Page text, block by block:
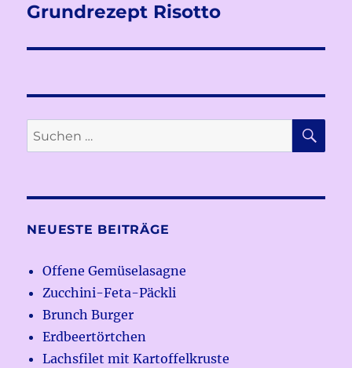
Nächster
Grundrezept Risotto
Suchen
nach:
NEUESTE BEITRÄGE
Offene Gemüselasagne
Zucchini-Feta-Päckli
Brunch Burger
Erdbeertörtchen
Lachsfilet mit Kartoffelkruste